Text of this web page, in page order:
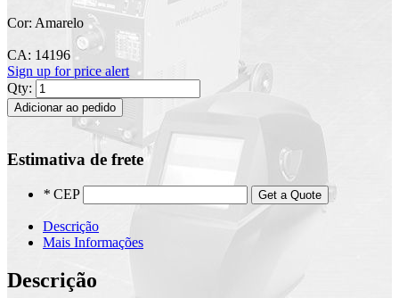
Cor: Amarelo
CA: 14196
Sign up for price alert
Qty:
Adicionar ao pedido
Estimativa de frete
* CEP Get a Quote
Descrição
Mais Informações
Descrição